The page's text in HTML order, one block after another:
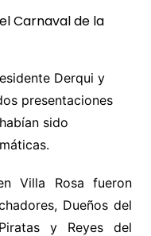
Derqui y
presentaciones
sido
Villa Rosa fueron
Dueños del
y Reyes del